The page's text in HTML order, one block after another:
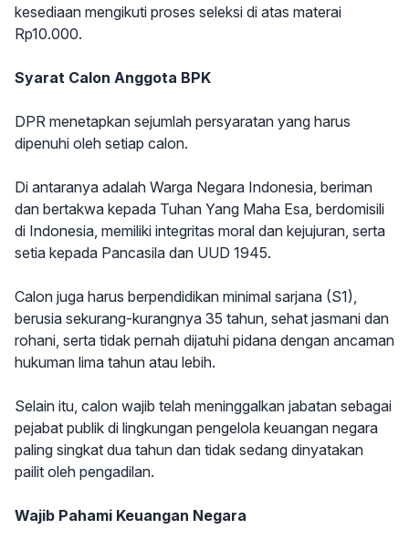
kesediaan mengikuti proses seleksi di atas materai
Rp10.000.
Syarat Calon Anggota BPK
DPR menetapkan sejumlah persyaratan yang harus
dipenuhi oleh setiap calon.
Di antaranya adalah Warga Negara Indonesia, beriman
dan bertakwa kepada Tuhan Yang Maha Esa, berdomisili
di Indonesia, memiliki integritas moral dan kejujuran, serta
setia kepada Pancasila dan UUD 1945.
Calon juga harus berpendidikan minimal sarjana (S1),
berusia sekurang-kurangnya 35 tahun, sehat jasmani dan
rohani, serta tidak pernah dijatuhi pidana dengan ancaman
hukuman lima tahun atau lebih.
Selain itu, calon wajib telah meninggalkan jabatan sebagai
pejabat publik di lingkungan pengelola keuangan negara
paling singkat dua tahun dan tidak sedang dinyatakan
pailit oleh pengadilan.
Wajib Pahami Keuangan Negara